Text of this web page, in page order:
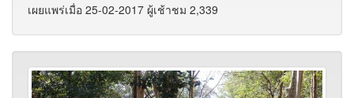
เผยแพร่เมื่อ 25-02-2017 ผู้เช้าชม 2,339